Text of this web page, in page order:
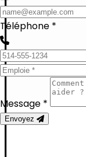
Téléphone *
Message *
Envoyez